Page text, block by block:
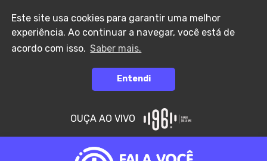
Este site usa cookies para garantir uma melhor
experiência. Ao continuar a navegar, você está de
acordo com isso. Saber mais.
Entendi
OUÇA AO VIVO